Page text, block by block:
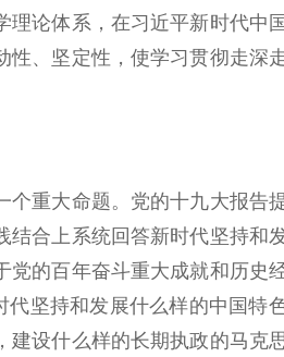
论体系，在习近平新时代中
、坚定性，使学习贯彻走深
重大命题。党的十九大报告
合上系统回答新时代坚持和
的百年奋斗重大成就和历史
坚持和发展什么样的中国特
设什么样的长期执政的马克